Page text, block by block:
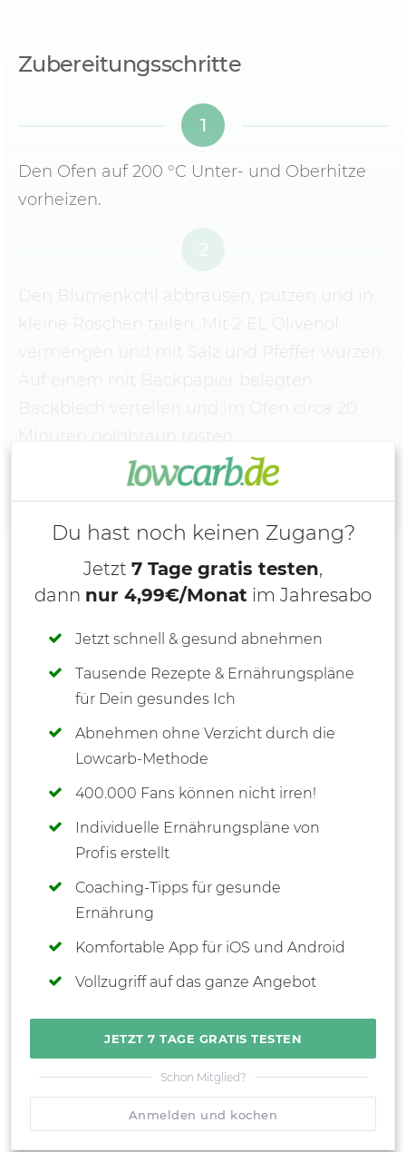
Zubereitungsschritte
1
Den Ofen auf 200 °C Unter- und Oberhitze
vorheizen.
Den Blumenkohl abbrausen, putzen und in
kleine Röschen teilen. Mit 2 EL Olivenöl
vermengen und mit Salz und Pfeffer würzen.
Du hast noch keinen Zugang?
Jetzt 7 Tage gratis testen,
dann nur 4,99€/Monat im Jahresabo
Jetzt schnell & gesund abnehmen
Tausende Rezepte & Ernährungspläne
für Dein gesundes Ich
Abnehmen ohne Verzicht durch die
Lowcarb-Methode
400.000 Fans können nicht irren!
Individuelle Ernährungspläne von
Profis erstellt
Coaching-Tipps für gesunde
Ernährung
Komfortable App für iOS und Android
Vollzugriff auf das ganze Angebot
JETZT 7 TAGE GRATIS TESTEN
Schon Mitglied?
Anmelden und kochen